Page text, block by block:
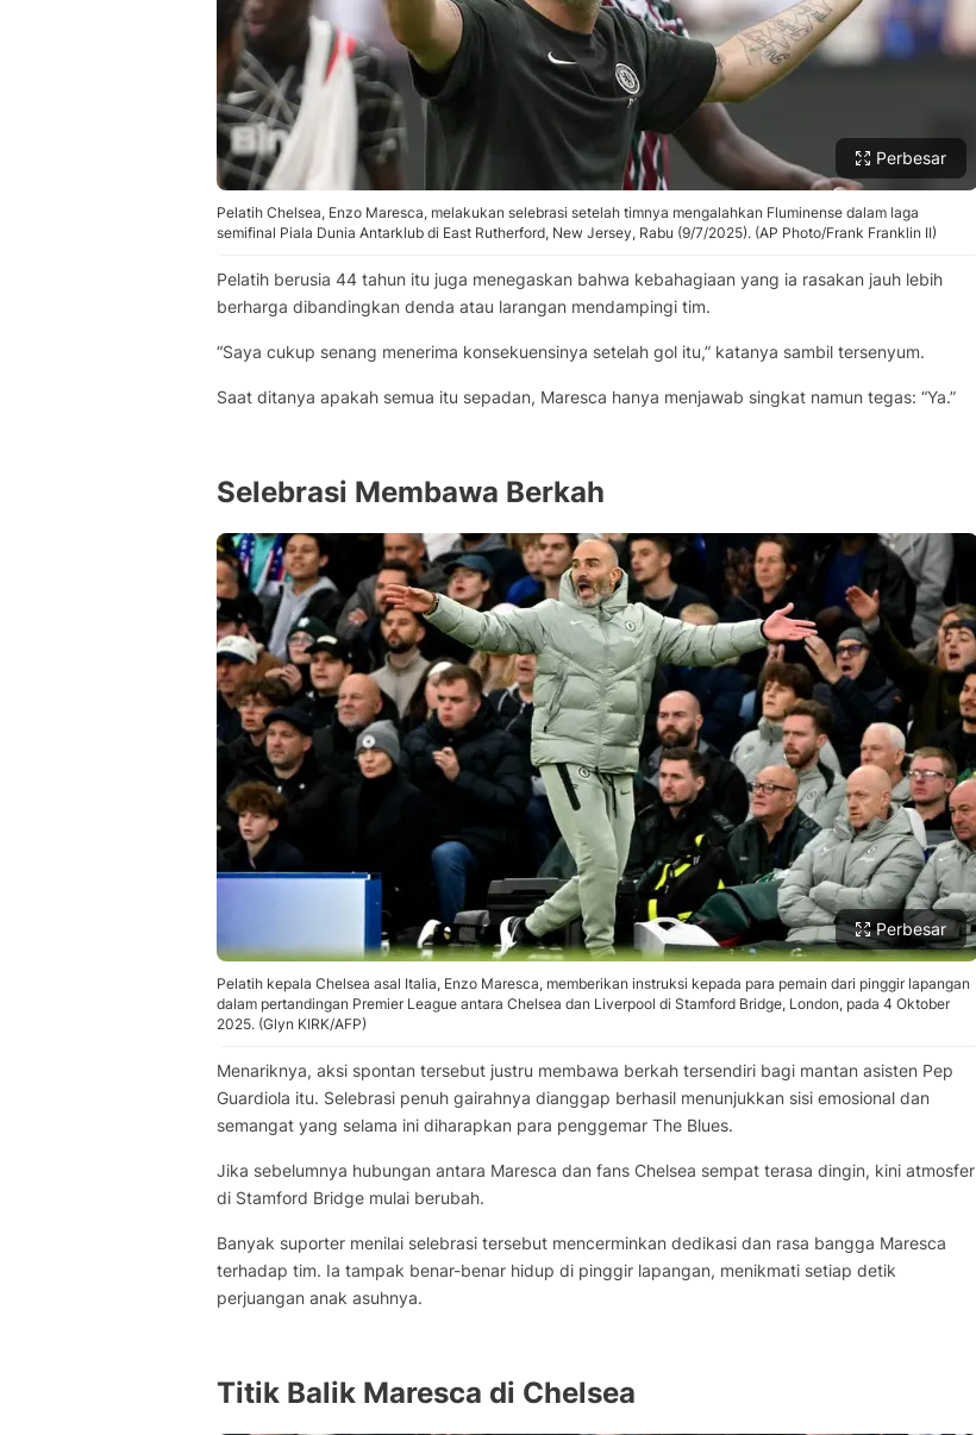
Perbesar
Pelatih Chelsea, Enzo Maresca, melakukan selebrasi setelah timnya mengalahkan Fluminense dalam laga
semifinal Piala Dunia Antarklub di East Rutherford, New Jersey, Rabu (9/7/2025). (AP Photo/Frank Franklin II)
Pelatih berusia 44 tahun itu juga menegaskan bahwa kebahagiaan yang ia rasakan jauh lebih
berharga dibandingkan denda atau larangan mendampingi tim.
“Saya cukup senang menerima konsekuensinya setelah gol itu,” katanya sambil tersenyum.
Saat ditanya apakah semua itu sepadan, Maresca hanya menjawab singkat namun tegas: “Ya.”
Selebrasi Membawa Berkah
Perbesar
Pelatih kepala Chelsea asal Italia, Enzo Maresca, memberikan instruksi kepada para pemain dari pinggir lapangan
dalam pertandingan Premier League antara Chelsea dan Liverpool di Stamford Bridge, London, pada 4 Oktober
2025. (Glyn KIRK/AFP)
Menariknya, aksi spontan tersebut justru membawa berkah tersendiri bagi mantan asisten Pep
Guardiola itu. Selebrasi penuh gairahnya dianggap berhasil menunjukkan sisi emosional dan
semangat yang selama ini diharapkan para penggemar The Blues.
Jika sebelumnya hubungan antara Maresca dan fans Chelsea sempat terasa dingin, kini atmosfer
di Stamford Bridge mulai berubah.
Banyak suporter menilai selebrasi tersebut mencerminkan dedikasi dan rasa bangga Maresca
terhadap tim. Ia tampak benar-benar hidup di pinggir lapangan, menikmati setiap detik
perjuangan anak asuhnya.
Titik Balik Maresca di Chelsea